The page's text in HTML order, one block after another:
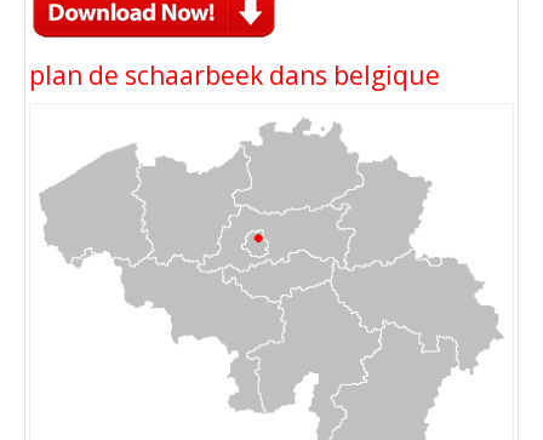
plan de schaarbeek dans belgique